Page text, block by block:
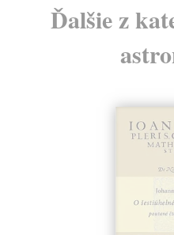
Ďalšie z